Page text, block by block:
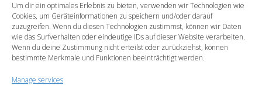
Um dir ein optimales Erlebnis zu bieten, verwenden wir Technologien wie
Cookies, um Geräteinformationen zu speichern und/oder darauf
zuzugreifen. Wenn du diesen Technologien zustimmst, können wir Daten
wie das Surfverhalten oder eindeutige IDs auf dieser Website verarbeiten.
Wenn du deine Zustimmung nicht erteilst oder zurückziehst, können
bestimmte Merkmale und Funktionen beeinträchtigt werden.
Manage services